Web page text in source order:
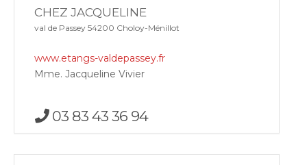
CHEZ JACQUELINE
val de Passey 54200 Choloy-Ménillot
www.etangs-valdepassey.fr
Mme. Jacqueline Vivier
03 83 43 36 94